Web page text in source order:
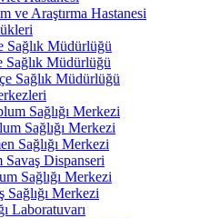
ve Araştırma Hastanesi
Sağlık Müdürlüğü
Sağlık Müdürlüğü
Sağlık Müdürlüğü
Sağlığı Merkezi
Sağlığı Merkezi
Sağlığı Merkezi
Savaş Dispanseri
Sağlığı Merkezi
Sağlığı Merkezi
Laboratuvarı